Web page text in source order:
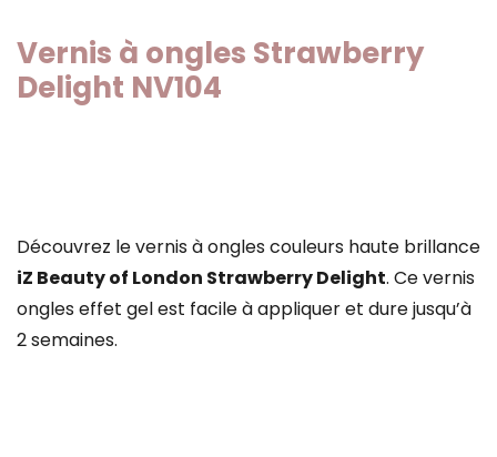
Vernis à ongles Strawberry
Delight NV104
Découvrez le vernis à ongles couleurs haute brillance
iZ Beauty of London Strawberry Delight. Ce vernis
ongles effet gel est facile à appliquer et dure jusqu’à
2 semaines.